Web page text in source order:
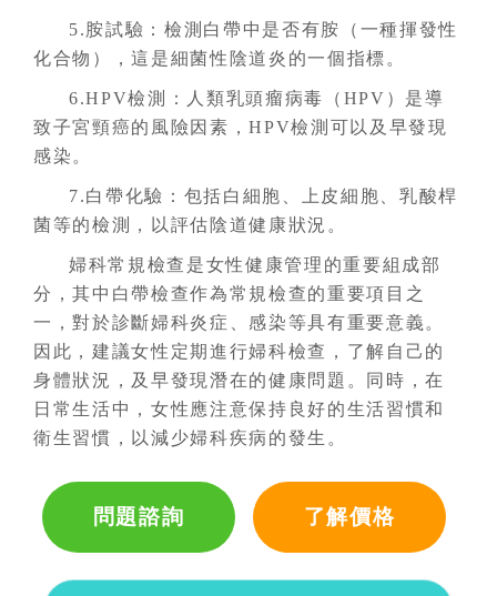
5.胺試驗：檢測白帶中是否有胺（一種揮發性
化合物），這是細菌性陰道炎的一個指標。
6.HPV檢測：人類乳頭瘤病毒（HPV）是導
致子宮頸癌的風險因素，HPV檢測可以及早發現
感染。
7.白帶化驗：包括白細胞、上皮細胞、乳酸桿
菌等的檢測，以評估陰道健康狀況。
婦科常規檢查是女性健康管理的重要組成部
分，其中白帶檢查作為常規檢查的重要項目之
一，對於診斷婦科炎症、感染等具有重要意義。
因此，建議女性定期進行婦科檢查，了解自己的
身體狀況，及早發現潛在的健康問題。同時，在
日常生活中，女性應注意保持良好的生活習慣和
衛生習慣，以減少婦科疾病的發生。
問題諮詢 了解價格